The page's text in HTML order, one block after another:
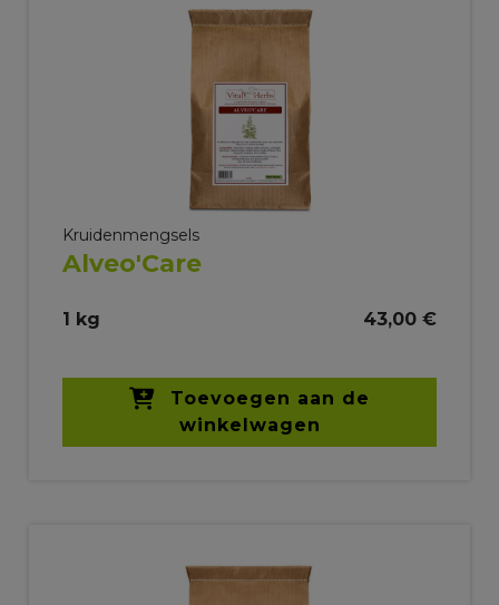
Kruidenmengsels
Alveo'Care
1 kg 43,00 €
Toevoegen aan de
winkelwagen